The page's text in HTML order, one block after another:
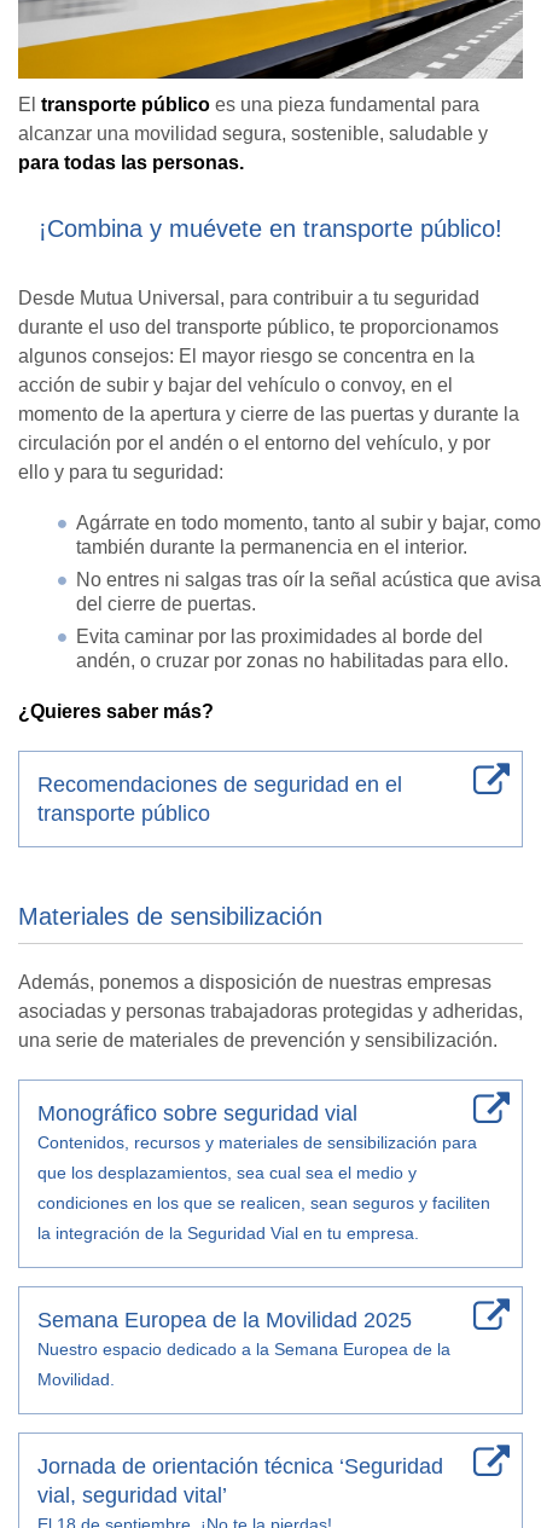
El transporte público es una pieza fundamental para
alcanzar una movilidad segura, sostenible, saludable y
para todas las personas.
¡Combina y muévete en transporte público!
Desde Mutua Universal, para contribuir a tu seguridad
durante el uso del transporte público, te proporcionamos
algunos consejos: El mayor riesgo se concentra en la
acción de subir y bajar del vehículo o convoy, en el
momento de la apertura y cierre de las puertas y durante la
circulación por el andén o el entorno del vehículo, y por
ello y para tu seguridad:
Agárrate en todo momento, tanto al subir y bajar, como
también durante la permanencia en el interior.
No entres ni salgas tras oír la señal acústica que avisa
del cierre de puertas.
Evita caminar por las proximidades al borde del
andén, o cruzar por zonas no habilitadas para ello.
¿Quieres saber más?
Recomendaciones de seguridad en el
transporte público
Materiales de sensibilización
Además, ponemos a disposición de nuestras empresas
asociadas y personas trabajadoras protegidas y adheridas,
una serie de materiales de prevención y sensibilización.
Monográfico sobre seguridad vial
Contenidos, recursos y materiales de sensibilización para
que los desplazamientos, sea cual sea el medio y
condiciones en los que se realicen, sean seguros y faciliten
la integración de la Seguridad Vial en tu empresa.
Semana Europea de la Movilidad 2025
Nuestro espacio dedicado a la Semana Europea de la
Movilidad.
Jornada de orientación técnica ‘Seguridad
vial, seguridad vital’